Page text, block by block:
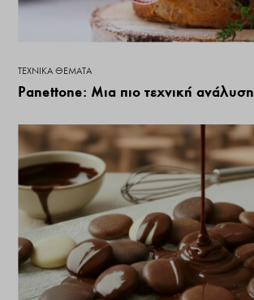
ΤΕΧΝΙΚΆ ΘΈΜΑΤΑ
Panettone: Μια πιο τεχνική ανάλυση